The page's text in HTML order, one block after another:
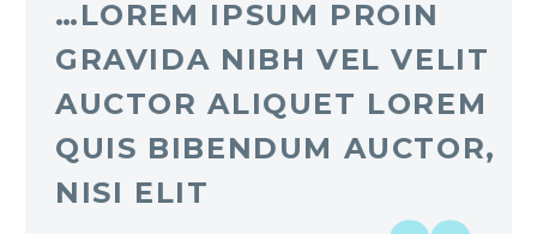
…LOREM IPSUM PROIN
GRAVIDA NIBH VEL VELIT
AUCTOR ALIQUET LOREM
QUIS BIBENDUM AUCTOR,
NISI ELIT